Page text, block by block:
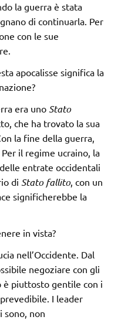
la guerra è stata
di continuarla. Per
con le sue
apocalisse significa la
era uno Stato
che ha trovato la sua
la fine della guerra,
Per il regime ucraino, la
entrate occidentali
di Stato fallito, con un
significherebbe la
in vista?
nell’Occidente. Dal
negoziare con gli
è piuttosto gentile con i
I leader
sono, non